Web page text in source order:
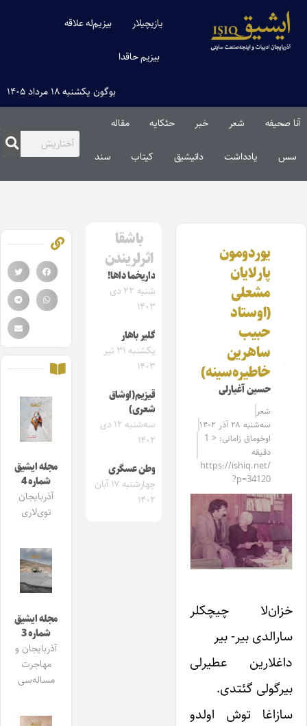
یازیچیلار بیزیم‌له علاقه
بیزیم حاقدا
بوگون یکشنبه ۱۸ مرداد ۱۴۰۵
آنا صحیفه شعر خبر حئکایه مقاله‌
سس یادداشت دانیشیق کیتاب سند
یوردومون
پارلایان
مشعلی
(اوستاد
حبیب
ساهرین
خاطیره‌سینه)
حسین آغیارلی
شعر
سه‌شنبه ۲۸ آذر ۱۴۰۲
اوخوماق زامانی: < 1
دقیقه
https://ishiq.net/
?p=34120
خزان‌لا چیچکلر
سارالدی بیر- بیر
داغلارین عطیرلی
بیرگولی گئتدی.
سازاغا توش اولدو
باشقا
اثرلریندن
داریخما داها!
شنبه ۲۲ دی
۱۴۰۳
‌گلیر باهار
یکشنبه ۳۱ تیر
۱۴۰۳
قیزیم(اوشاق
شعری)
سه‌شنبه ۱۲ دی
۱۴۰۲
وطن عسگری
چهارشنبه ۱۷ آبان
۱۴۰۲
مجله ایشیق
شماره 4
آذربایجان
توی‌لاری
مجله ایشیق
شماره 3
آذربایجان و
مهاجرت
مساله‌سی